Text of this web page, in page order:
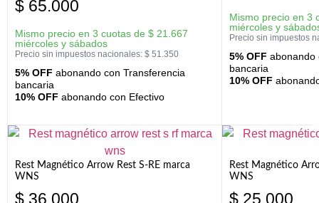
$ 65.000
Mismo precio en 3 cuotas de $ 21.667
miércoles y sábados
Precio sin impuestos nacionales: $ 51.350
5% OFF abonando con Transferencia
bancaria
10% OFF abonando con Efectivo
Mismo precio en 3
miércoles y
Precio sin impuestos
5% OFF abonando
bancaria
10% OFF
Rest Magnético Arrow Rest S-RE marca
WNS
$ 36.000
Rest Magnético
WNS
$ 25.000